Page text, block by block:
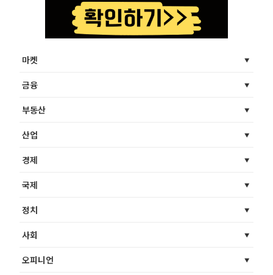
마켓
금융
부동산
산업
경제
국제
정치
사회
오피니언